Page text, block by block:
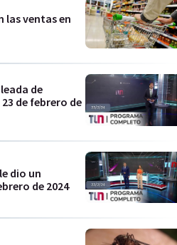
las ventas en
de
de febrero de
dio un
de 2024